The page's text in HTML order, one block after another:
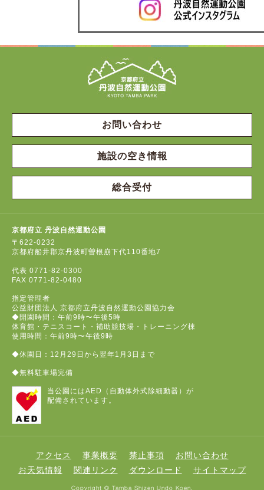
お問い合わせ
施設の空き情報
総合受付
京都府立 丹波自然運動公園
〒622-0232
京都府船井郡京丹波町曽根崩下代110番地7
代表 0771-82-0300
FAX 0771-82-0480
指定管理者
公益財団法人 京都府立丹波自然運動公園協力会
◆開園時間：午前9時〜午後5時
体育館・テニスコート・補助競技場・トレーニング棟
使用時間：午前9時〜午後9時
◆休園日：12月29日から翌年1月3日まで
◆無料駐車場完備
当公園にはAED（自動体外式除細動器）が
配備されています。
アクセス 事業概要 禁止事項
お問い合わせ
お天気情報
関連リンク ダウンロード サイトマップ
Copyright © Tamba Shizen Undo Koen.